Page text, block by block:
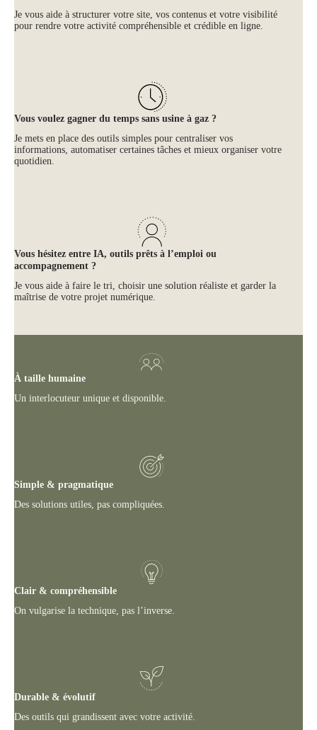
Je vous aide à structurer votre site, vos contenus et votre visibilité
pour rendre votre activité compréhensible et crédible en ligne.
Vous voulez gagner du temps sans usine à gaz ?
Je mets en place des outils simples pour centraliser vos
informations, automatiser certaines tâches et mieux organiser votre
quotidien.
Vous hésitez entre IA, outils prêts à l’emploi ou
accompagnement ?
Je vous aide à faire le tri, choisir une solution réaliste et garder la
maîtrise de votre projet numérique.
À taille humaine
Un interlocuteur unique et disponible.
Simple & pragmatique
Des solutions utiles, pas compliquées.
Clair & compréhensible
On vulgarise la technique, pas l’inverse.
Durable & évolutif
Des outils qui grandissent avec votre activité.